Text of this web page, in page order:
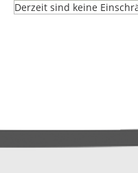
Derzeit sind keine